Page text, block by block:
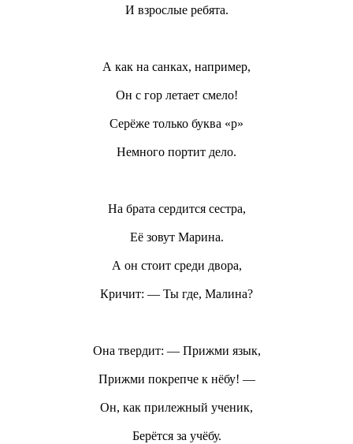
И взрослые ребята.
А как на санках, например,
Он с гор летает смело!
Серёже только буква «р»
Немного портит дело.
На брата сердится сестра,
Её зовут Марина.
А он стоит среди двора,
Кричит: — Ты где, Малина?
Она твердит: — Прижми язык,
Прижми покрепче к нёбу! —
Он, как прилежный ученик,
Берётся за учёбу.